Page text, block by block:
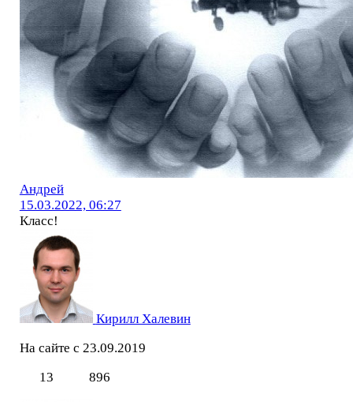
Андрей
15.03.2022, 06:27
Класс!
Кирилл Халевин
На сайте с 23.09.2019
13
896